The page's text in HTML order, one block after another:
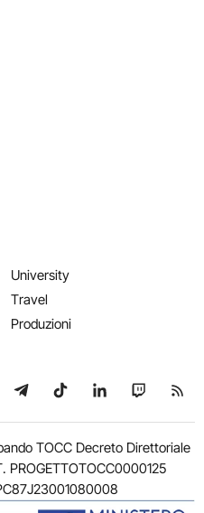
University
Travel
Produzioni
YouTube
su WhatsApp
Seguici su Telegram
Seguici su TikTok
Seguici su
Seguici
TOCC Decreto Direttoriale
PROGETTOTOCC0000125